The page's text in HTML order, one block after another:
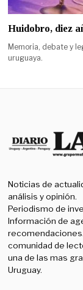
Huidobro, diez
Memoria, debate y
uruguaya.
Noticias de
análisis y opinión.
Periodismo de
Información de
comunidad de
una de las mas
Uruguay.